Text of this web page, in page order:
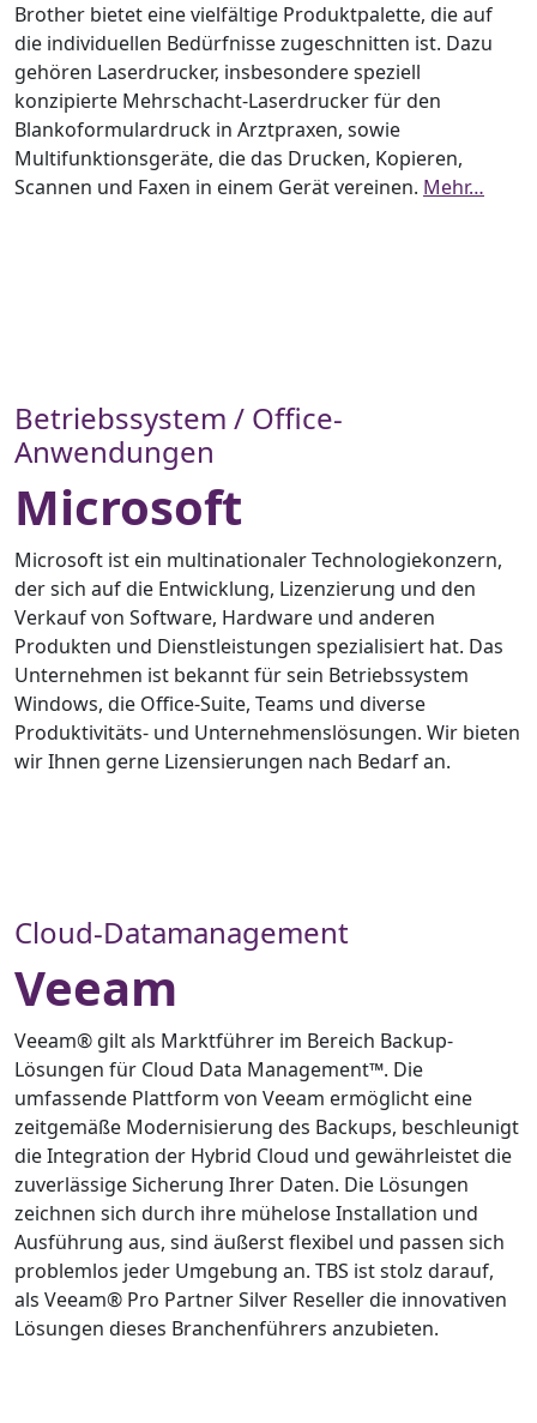
Brother bietet eine vielfältige Produktpalette, die auf
die individuellen Bedürfnisse zugeschnitten ist. Dazu
gehören Laserdrucker, insbesondere speziell
konzipierte Mehrschacht-Laserdrucker für den
Blankoformulardruck in Arztpraxen, sowie
Multifunktionsgeräte, die das Drucken, Kopieren,
Scannen und Faxen in einem Gerät vereinen. Mehr…
Betriebssystem / Office-
Anwendungen
Microsoft
Microsoft ist ein multinationaler Technologiekonzern,
der sich auf die Entwicklung, Lizenzierung und den
Verkauf von Software, Hardware und anderen
Produkten und Dienstleistungen spezialisiert hat. Das
Unternehmen ist bekannt für sein Betriebssystem
Windows, die Office-Suite, Teams und diverse
Produktivitäts- und Unternehmenslösungen. Wir bieten
wir Ihnen gerne Lizensierungen nach Bedarf an.
Cloud-Datamanagement
Veeam
Veeam® gilt als Marktführer im Bereich Backup-
Lösungen für Cloud Data Management™. Die
umfassende Plattform von Veeam ermöglicht eine
zeitgemäße Modernisierung des Backups, beschleunigt
die Integration der Hybrid Cloud und gewährleistet die
zuverlässige Sicherung Ihrer Daten. Die Lösungen
zeichnen sich durch ihre mühelose Installation und
Ausführung aus, sind äußerst flexibel und passen sich
problemlos jeder Umgebung an. TBS ist stolz darauf,
als Veeam® Pro Partner Silver Reseller die innovativen
Lösungen dieses Branchenführers anzubieten.